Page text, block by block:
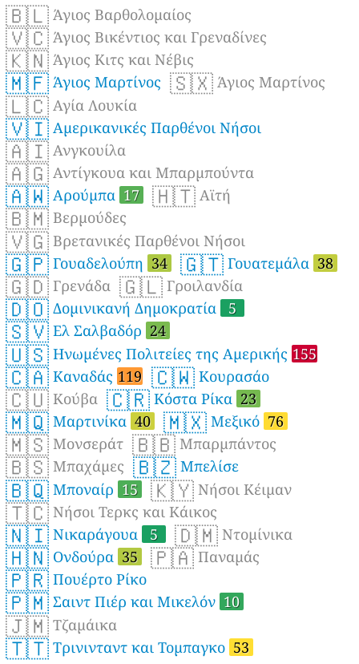
🇧🇱 Άγιος Βαρθολομαίος
🇻🇨 Άγιος Βικέντιος και Γρεναδίνες
🇰🇳 Άγιος Κιτς και Νέβις
🇲🇫 Άγιος Μαρτίνος 🇸🇽 Άγιος Μαρτίνος
🇱🇨 Αγία Λουκία
🇻🇮 Αμερικανικές Παρθένοι Νήσοι
🇦🇮 Ανγκουίλα
🇦🇬 Αντίγκουα και Μπαρμπούντα
🇦🇼 Αρούμπα 17 🇭🇹 Αϊτή
🇧🇲 Βερμούδες
🇻🇬 Βρετανικές Παρθένοι Νήσοι
🇬🇵 Γουαδελούπη 34 🇬🇹 Γουατεμάλα 38
🇬🇩 Γρενάδα 🇬🇱 Γροιλανδία
🇩🇴 Δομινικανή Δημοκρατία 5
🇸🇻 Ελ Σαλβαδόρ 24
🇺🇸 Ηνωμένες Πολιτείες της Αμερικής 155
🇨🇦 Καναδάς 119 🇨🇼 Κουρασάο
🇨🇺 Κούβα 🇨🇷 Κόστα Ρίκα 23
🇲🇶 Μαρτινίκα 40 🇲🇽 Μεξικό 76
🇲🇸 Μονσεράτ 🇧🇧 Μπαρμπάντος
🇧🇸 Μπαχάμες 🇧🇿 Μπελίσε
🇧🇶 Μποναίρ 15 🇰🇾 Νήσοι Κέιμαν
🇹🇨 Νήσοι Τερκς και Κάικος
🇳🇮 Νικαράγουα 5 🇩🇲 Ντομίνικα
🇭🇳 Ονδούρα 35 🇵🇦 Παναμάς
🇵🇷 Πουέρτο Ρίκο
🇵🇲 Σαιντ Πιέρ και Μικελόν 10
🇯🇲 Τζαμάικα
🇹🇹 Τρινινταντ και Τομπαγκο 53